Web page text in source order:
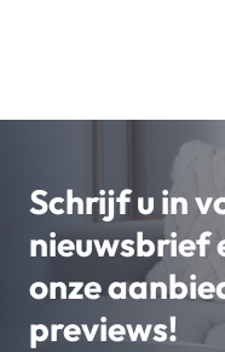
Schrijf u in
nieuwsbrief
onze
previews!